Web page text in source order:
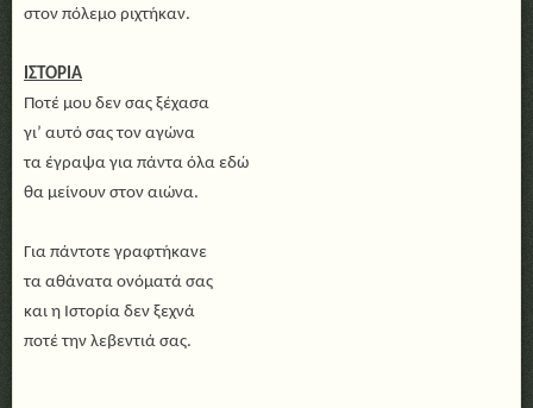
στον πόλεμο ριχτήκαν.
ΙΣΤΟΡΙΑ
Ποτέ μου δεν σας ξέχασα
γι’ αυτό σας τον αγώνα
τα έγραψα για πάντα όλα εδώ
θα μείνουν στον αιώνα.
Για πάντοτε γραφτήκανε
τα αθάνατα ονόματά σας
και η Ιστορία δεν ξεχνά
ποτέ την λεβεντιά σας.